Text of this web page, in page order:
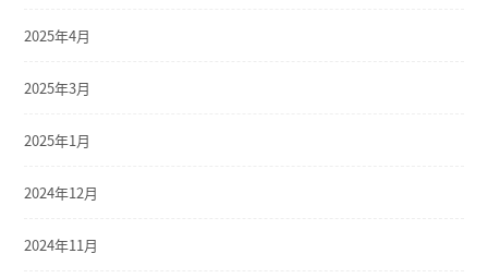
2025年4月
2025年3月
2025年1月
2024年12月
2024年11月